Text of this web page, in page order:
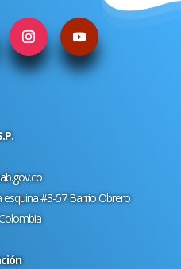
esquina #3-57 Barrio Obrero